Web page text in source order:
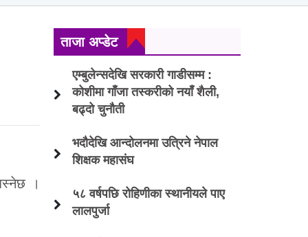
।
ताजा अप्डेट
एम्बुलेन्सदेखि सरकारी गाडीसम्म :
कोशीमा गाँजा तस्करीको नयाँ शैली,
बढ्दो चुनौती
भदौदेखि आन्दोलनमा उत्रिने नेपाल
शिक्षक महासंघ
५८ वर्षपछि रोहिणीका स्थानीयले पाए
लालपुर्जा